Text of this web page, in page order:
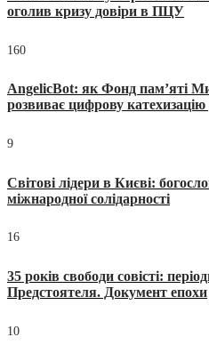
оголив кризу довіри в ПЦУ
160
AngelicBot: як Фонд пам’яті
розвиває цифрову катехизацію
9
Світові лідери в Києві:
міжнародної солідарності
16
35 років свободи совісті:
Предстоятеля. Документ епохи
10